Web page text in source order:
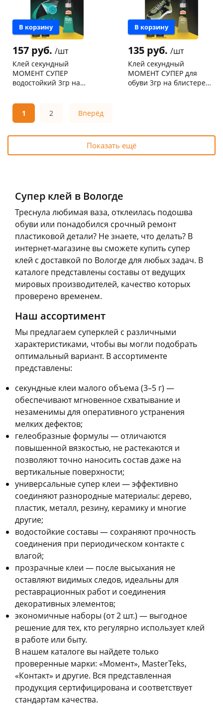
В корзину
157 руб. /шт
Клей секундный
МОМЕНТ СУПЕР
водостойкий 3гр на
/1683233/3051145
склад
Чернышевского,
147а
11
шт
Пошехонское ш,
15
шт
Код товара
30938
В корзину
135 руб. /шт
Клей секундный
МОМЕНТ СУПЕР для
обуви 3гр на блистере
Пошехонское ш, 183 шт
Код товара
1 2 Вперёд
Показать ещё
Супер клей в Вологде
Треснула любимая ваза, отклеилась подошва
обуви или понадобился срочный ремонт
пластиковой детали? Не знаете, что делать? В
интернет‑магазине вы сможете купить супер
клей с доставкой по Вологде для любых задач. В
каталоге представлены составы от ведущих
мировых производителей, качество которых
проверено временем.
Наш ассортимент
Мы предлагаем суперклей с различными
характеристиками, чтобы вы могли подобрать
оптимальный вариант. В ассортименте
представлены:
секундные клеи малого объема (3–5 г) —
обеспечивают мгновенное схватывание и
незаменимы для оперативного устранения
мелких дефектов;
гелеобразные формулы — отличаются
повышенной вязкостью, не растекаются и
позволяют точно наносить состав даже на
вертикальные поверхности;
универсальные супер клеи — эффективно
соединяют разнородные материалы: дерево,
пластик, металл, резину, керамику и многие
другие;
водостойкие составы — сохраняют прочность
соединения при периодическом контакте с
влагой;
прозрачные клеи — после высыхания не
оставляют видимых следов, идеальны для
реставрационных работ и соединения
декоративных элементов;
экономичные наборы (от 2 шт.) — выгодное
решение для тех, кто регулярно использует клей
в работе или быту.
В нашем каталоге вы найдете только
проверенные марки: «Момент», MasterTeks,
«Контакт» и другие. Вся представленная
продукция сертифицирована и соответствует
стандартам качества.